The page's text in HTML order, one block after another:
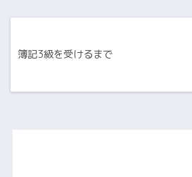
簿記3級を受けるまで